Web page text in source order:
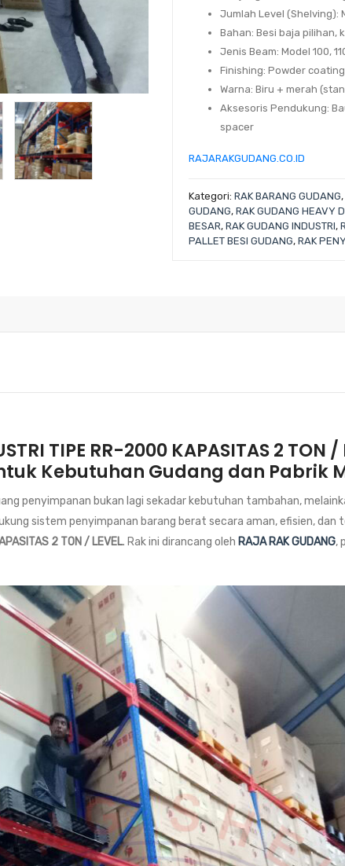
Jumlah Level (Shelving):
Bahan: Besi baja pilihan,
Jenis Beam: Model 100,
Finishing: Powder
Warna: Biru + merah
Aksesoris Pendukung:
spacer
RAJARAKGUDANG.CO.ID
Kategori: RAK BARANG GUDANG,
GUDANG, RAK GUDANG HEAVY
BESAR, RAK GUDANG INDUSTRI,
PALLET BESI GUDANG, RAK
TIPE RR-2000 KAPASITAS 2 TON /
Kebutuhan Gudang dan Pabrik
penyimpanan bukan lagi sekadar kebutuhan tambahan,
sistem penyimpanan barang berat secara aman, efisien, dan
2 TON / LEVEL. Rak ini dirancang oleh RAJA RAK GUDANG,